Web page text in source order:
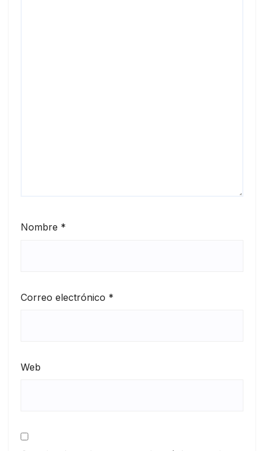
Nombre *
Correo electrónico *
Web